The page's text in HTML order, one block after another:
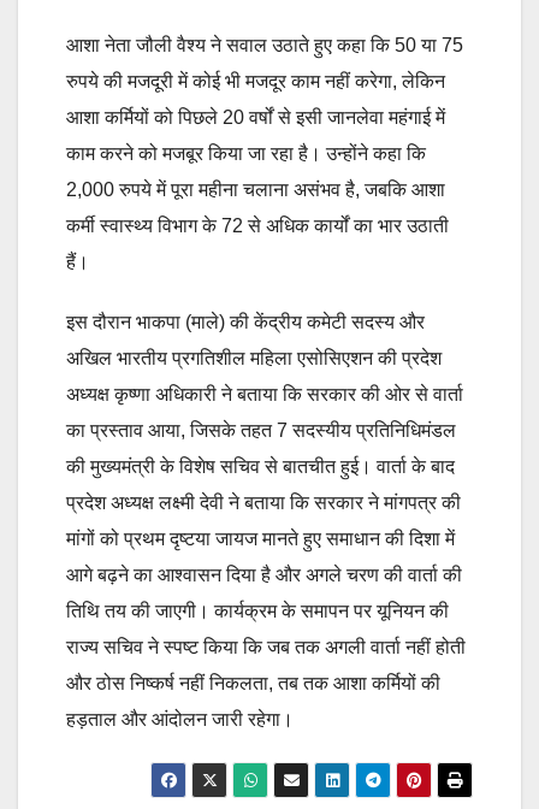
आशा नेता जौली वैश्य ने सवाल उठाते हुए कहा कि 50 या 75
रुपये की मजदूरी में कोई भी मजदूर काम नहीं करेगा, लेकिन
आशा कर्मियों को पिछले 20 वर्षों से इसी जानलेवा महंगाई में
काम करने को मजबूर किया जा रहा है। उन्होंने कहा कि
2,000 रुपये में पूरा महीना चलाना असंभव है, जबकि आशा
कर्मी स्वास्थ्य विभाग के 72 से अधिक कार्यों का भार उठाती
हैं।
इस दौरान भाकपा (माले) की केंद्रीय कमेटी सदस्य और
अखिल भारतीय प्रगतिशील महिला एसोसिएशन की प्रदेश
अध्यक्ष कृष्णा अधिकारी ने बताया कि सरकार की ओर से वार्ता
का प्रस्ताव आया, जिसके तहत 7 सदस्यीय प्रतिनिधिमंडल
की मुख्यमंत्री के विशेष सचिव से बातचीत हुई। वार्ता के बाद
प्रदेश अध्यक्ष लक्ष्मी देवी ने बताया कि सरकार ने मांगपत्र की
मांगों को प्रथम दृष्टया जायज मानते हुए समाधान की दिशा में
आगे बढ़ने का आश्वासन दिया है और अगले चरण की वार्ता की
तिथि तय की जाएगी। कार्यक्रम के समापन पर यूनियन की
राज्य सचिव ने स्पष्ट किया कि जब तक अगली वार्ता नहीं होती
और ठोस निष्कर्ष नहीं निकलता, तब तक आशा कर्मियों की
हड़ताल और आंदोलन जारी रहेगा।